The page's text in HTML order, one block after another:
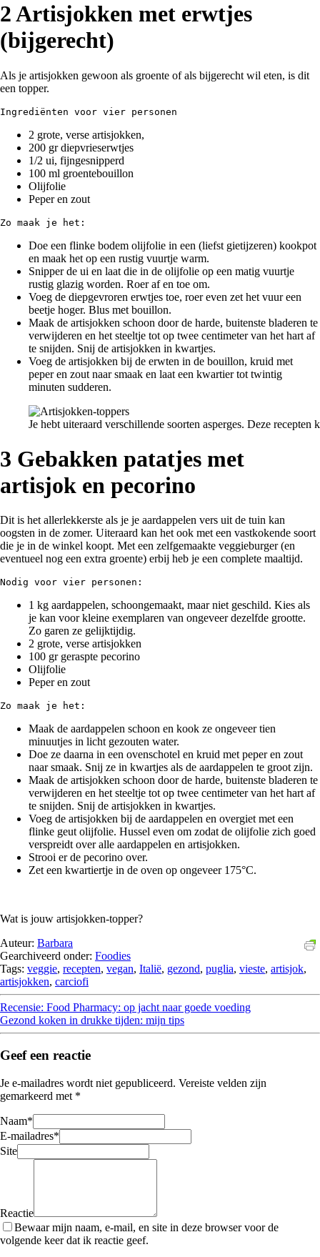
2 Artisjokken met erwtjes
(bijgerecht)
Als je artisjokken gewoon als groente of als bijgerecht wil eten, is dit
een topper.
Ingrediënten voor vier personen
2 grote, verse artisjokken,
200 gr diepvrieserwtjes
1/2 ui, fijngesnipperd
100 ml groentebouillon
Olijfolie
Peper en zout
Zo maak je het:
Doe een flinke bodem olijfolie in een (liefst gietijzeren) kookpot
en maak het op een rustig vuurtje warm.
Snipper de ui en laat die in de olijfolie op een matig vuurtje
rustig glazig worden. Roer af en toe om.
Voeg de diepgevroren erwtjes toe, roer even zet het vuur een
beetje hoger. Blus met bouillon.
Maak de artisjokken schoon door de harde, buitenste bladeren te
verwijderen en het steeltje tot op twee centimeter van het hart af
te snijden. Snij de artisjokken in kwartjes.
Voeg de artisjokken bij de erwten in de bouillon, kruid met
peper en zout naar smaak en laat een kwartier tot twintig
minuten sudderen.
Je hebt uiteraard verschillende soorten asperges. Deze
3 Gebakken patatjes met
artisjok en pecorino
Dit is het allerlekkerste als je je aardappelen vers uit de tuin kan
oogsten in de zomer. Uiteraard kan het ook met een vastkokende soort
die je in de winkel koopt. Met een zelfgemaakte veggieburger (en
eventueel nog een extra groente) erbij heb je een complete maaltijd.
Nodig voor vier personen:
1 kg aardappelen, schoongemaakt, maar niet geschild. Kies als
je kan voor kleine exemplaren van ongeveer dezelfde grootte.
Zo garen ze gelijktijdig.
2 grote, verse artisjokken
100 gr geraspte pecorino
Olijfolie
Peper en zout
Zo maak je het:
Maak de aardappelen schoon en kook ze ongeveer tien
minuutjes in licht gezouten water.
Doe ze daarna in een ovenschotel en kruid met peper en zout
naar smaak. Snij ze in kwartjes als de aardappelen te groot zijn.
Maak de artisjokken schoon door de harde, buitenste bladeren te
verwijderen en het steeltje tot op twee centimeter van het hart af
te snijden. Snij de artisjokken in kwartjes.
Voeg de artisjokken bij de aardappelen en overgiet met een
flinke geut olijfolie. Hussel even om zodat de olijfolie zich goed
verspreidt over alle aardappelen en artisjokken.
Strooi er de pecorino over.
Zet een kwartiertje in de oven op ongeveer 175°C.
Wat is jouw artisjokken-topper?
Auteur: Barbara
Gearchiveerd onder: Foodies
Tags: veggie, recepten, vegan, Italië, gezond, puglia, vieste, artisjok,
artisjokken, carciofi
Recensie: Food Pharmacy: op jacht naar goede voeding
Gezond koken in drukke tijden: mijn tips
Geef een reactie
Je e-mailadres wordt niet gepubliceerd. Vereiste velden zijn
gemarkeerd met *
Naam*
E-mailadres*
Site
Reactie
Bewaar mijn naam, e-mail, en site in deze browser voor de
volgende keer dat ik reactie geef.